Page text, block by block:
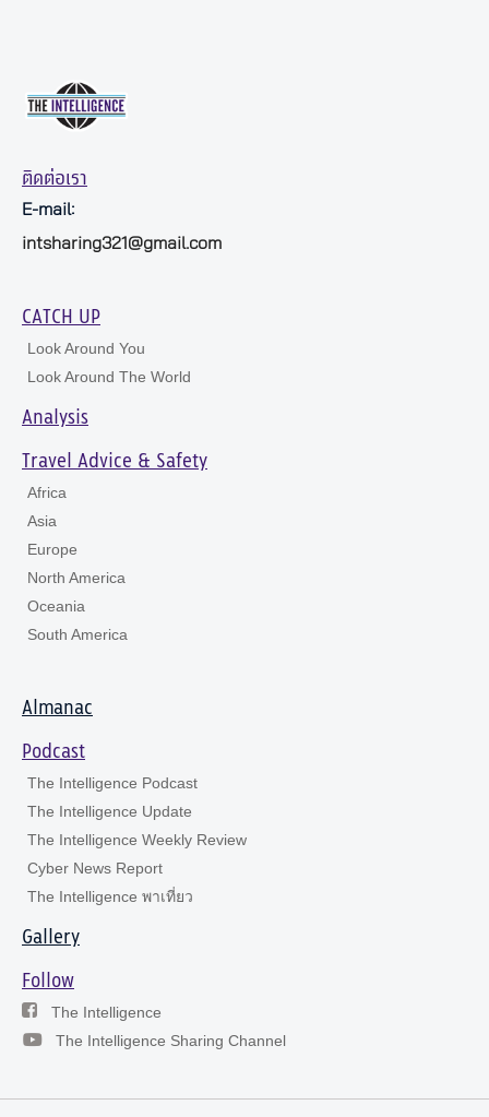
ติดต่อเรา
E-mail:
intsharing321@gmail.com
CATCH UP
Look Around You
Look Around The World
Analysis
Travel Advice & Safety
Africa
Asia
Europe
North America
Oceania
South America
Almanac
Podcast
The Intelligence Podcast
The Intelligence Update
The Intelligence Weekly Review
Cyber News Report
The Intelligence พาเที่ยว
Gallery
Follow
The Intelligence
The Intelligence Sharing Channel